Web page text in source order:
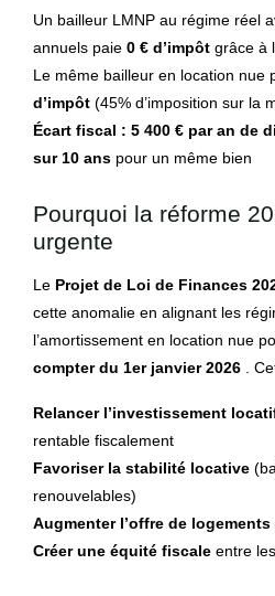
Un bailleur LMNP au régime réel
annuels paie 0 € d’impôt grâce à
Le même bailleur en location nue
d’impôt (45% d’imposition sur la
Écart fiscal : 5 400 € par an de
sur 10 ans pour un même bien
Pourquoi la réforme
urgente
Le Projet de Loi de Finances
cette anomalie en alignant les
l’amortissement en location nue
compter du 1er janvier 2026 .
Relancer l’investissement
rentable fiscalement
Favoriser la stabilité locative
renouvelables)
Augmenter l’offre de
Créer une équité fiscale entre